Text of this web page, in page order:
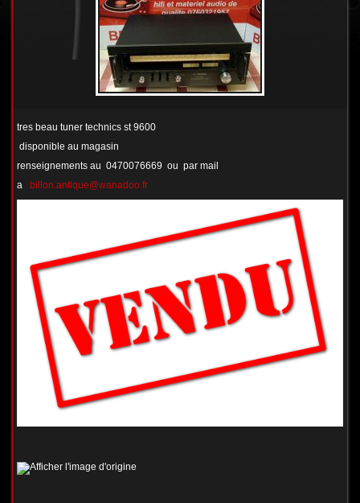
tres beau tuner technics st 9600
disponible au magasin
renseignements au 0470076669 ou par mail
a billon.antique@wanadoo.fr